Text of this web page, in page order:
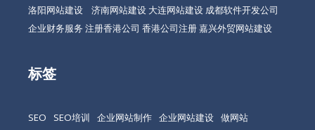
洛阳网站建设 济南网站建设 大连网站建设 成都软件开发公司
企业财务服务 注册香港公司 香港公司注册嘉兴外贸网站建设
标签
SEO SEO培训 企业网站制作 企业网站建设 做网站